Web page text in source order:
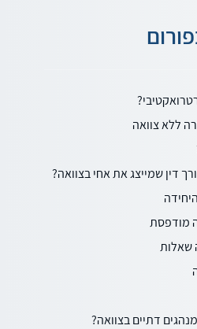
ללא צוואה
דין שמייצג את אחי בצוואה?
מודפסת
שאלות
דתיים בצוואה?